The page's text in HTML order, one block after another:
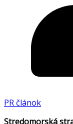
PR článok
Stredomorská